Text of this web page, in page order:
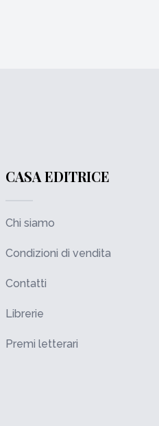
CASA EDITRICE
Chi siamo
Condizioni di vendita
Contatti
Librerie
Premi letterari